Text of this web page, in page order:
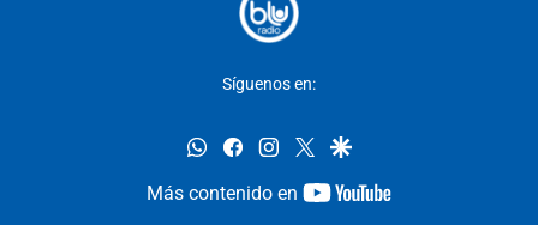
Síguenos en:
whatsappfacebookinstagram
twittergoogle
Más contenido en
youtube-